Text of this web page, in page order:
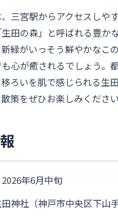
三宮駅からアクセスしや
田の森」と呼ばれる豊か
緑がいっそう鮮やかなこ
心が癒されるでしょう。
ろいを肌で感じられる生
策をぜひお楽しみください
2026年6月中旬
田神社（神戸市中央区下山